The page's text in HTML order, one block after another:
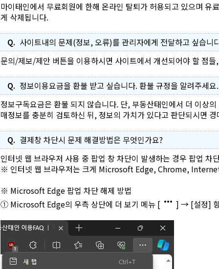
마이태인에서 무료회원에 한해 온라인 탈퇴가 허용되고 있으며
게 삭제됩니다.
Q. 사이트내의 문제(정보, 오류)를 관리자에게 전달하고 싶습니
문의/제보/제안 버튼을 이용하시면 사이트에서 개선되어야 할 점
Q. 정보이용요금을 환불 받고 싶습니다. 환불 규정을 알려주세요.
정보구독요금은 환불 되지 않습니다. 단, 부동산태인에서 더 이상
매정보를 충분히 검토하신 뒤, 정보의 가치가 있다고 판단되시면
Q. 결제창 차단시 문제 해결방법은 무엇인가요?
인터넷 웹 브라우저 사용 중 팝업 창 차단이 발생하는 경우 팝업 차
※ 인터넷 웹 브라우저는 크게 Microsoft Edge, Chrome,
※ Microsoft Edge 팝업 차단 해제 방법
① Microsoft Edge의 우측 상단에 더 보기 메뉴 [ more_horiz ] → [설정]